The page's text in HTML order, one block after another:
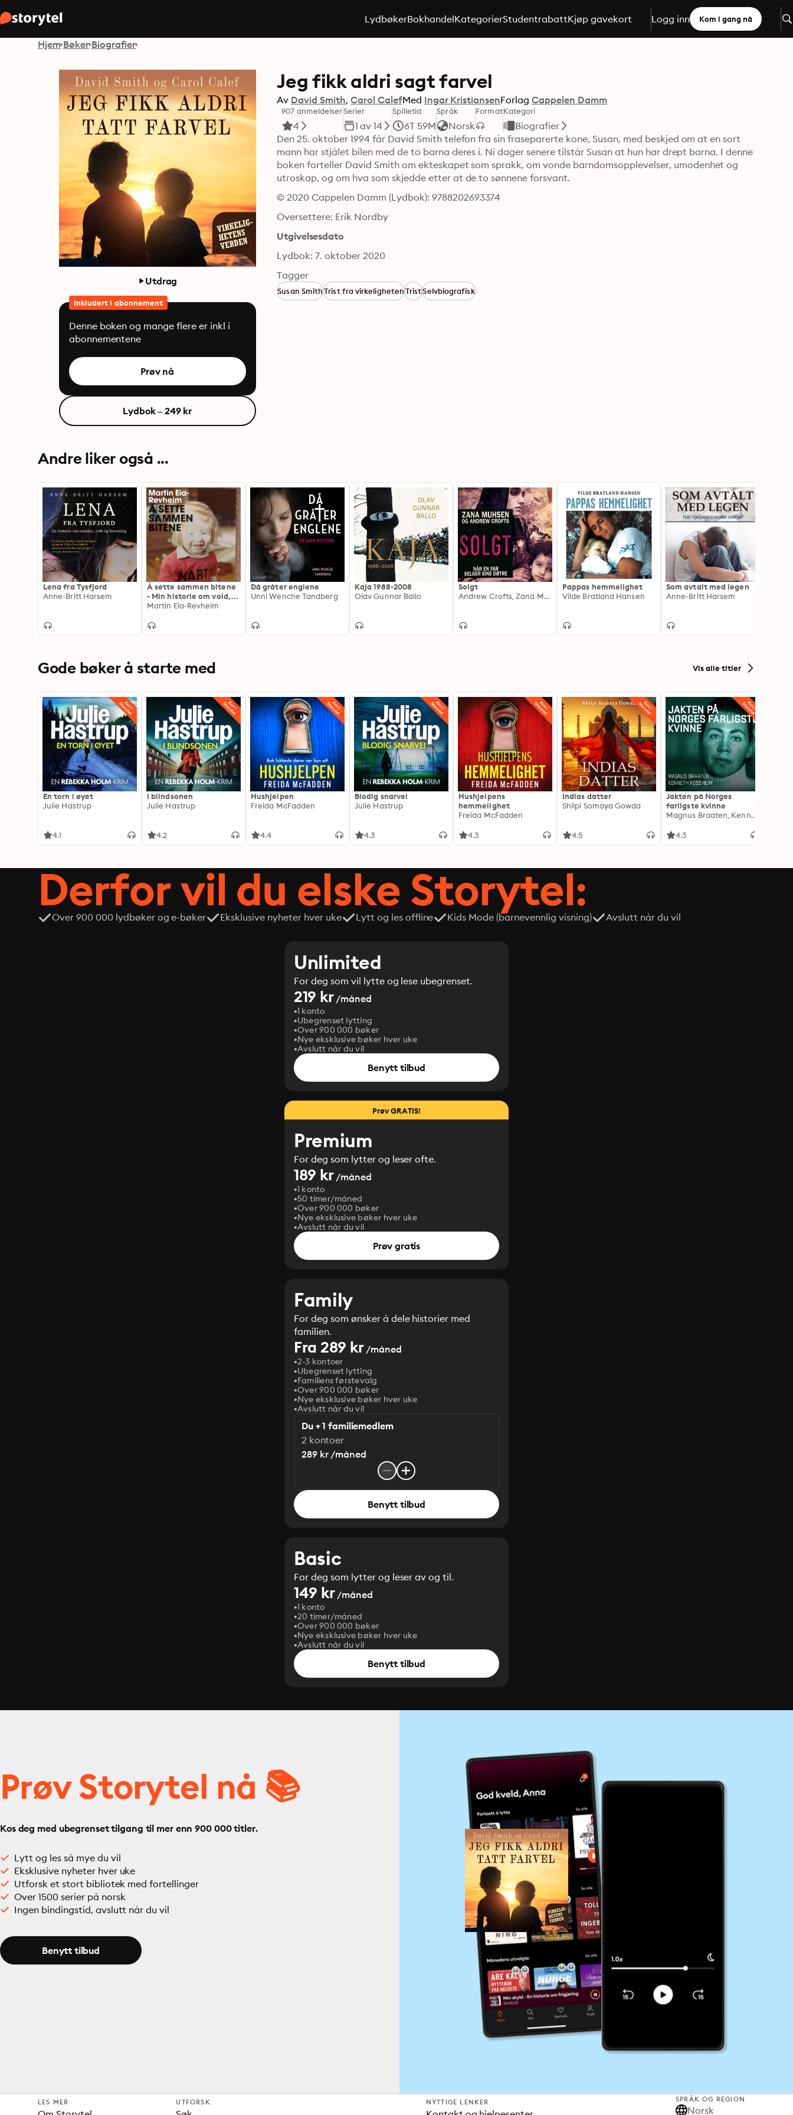
LydbøkerBokhandelKategorierStudentrabattKjøp gavekort Logg inn Kom i gang nå
Hjem Bøker Biografier
Utdrag
Inkludert i abonnement
Denne boken og mange flere er inkl i
abonnementene
Prøv nå
Lydbok – 249 kr
Jeg fikk aldri sagt farvel
Av David Smith Carol CalefMed Ingar KristiansenForlag Cappelen Damm
907 anmeldelser
4
Serier
1 av 14
Spilletid
6T 59M
Språk
Norsk
FormatKategori
Biografier
Den 25. oktober 1994 får David Smith telefon fra sin fraseparerte kone, Susan, med beskjed om at en sort
mann har stjålet bilen med de to barna deres i. Ni dager senere tilstår Susan at hun har drept barna. I denne
boken forteller David Smith om ekteskapet som sprakk, om vonde barndomsopplevelser, umodenhet og
utroskap, og om hva som skjedde etter at de to sønnene forsvant.
© 2020 Cappelen Damm (Lydbok): 9788202693374
Oversettere: Erik Nordby
Utgivelsesdato
Lydbok: 7. oktober 2020
Tagger
Susan SmithTrist fra virkelighetenTristSelvbiografisk
Andre liker også ...
Lena fra Tysfjord
Anne-Britt Harsem
Å sette sammen bitene
- Min historie om vold,
skam og reparasjon
Martin Eia-Revheim
Då gråter englene
Unni Wenche Tandberg
Kaja 1988-2008
Olav Gunnar Ballo
Solgt
Andrew Crofts, Zana Muhsen
Pappas hemmelighet
Vilde Bratland Hansen
Som avtalt med legen
Anne-Britt Harsem
Gode bøker å starte med Vis alle titler
En torn i øyet
Julie Hastrup
4.1
I blindsonen
Julie Hastrup
4.2
Hushjelpen
Freida McFadden
4.4
Blodig snarvei
Julie Hastrup
4.3
Hushjelpens
hemmelighet
Freida McFadden
4.3
Indias datter
Shilpi Somaya Gowda
4.5
Jakten på Norges
farligste kvinne
Magnus Braaten, Kenneth Fossheim
4.3
Derfor vil du elske Storytel:
Over 900 000 lydbøker og e-bøker Eksklusive nyheter hver uke Lytt og les offline Kids Mode (barnevennlig visning) Avslutt når du vil
Unlimited
For deg som vil lytte og lese ubegrenset.
219 kr/måned
1 konto
Ubegrenset lytting
Over 900 000 bøker
Nye eksklusive bøker hver uke
Avslutt når du vil
Benytt tilbud
Prøv GRATIS!
Premium
For deg som lytter og leser ofte.
189 kr/måned
1 konto
50 timer/måned
Over 900 000 bøker
Nye eksklusive bøker hver uke
Avslutt når du vil
Prøv gratis
Family
For deg som ønsker å dele historier med
familien.
Fra 289 kr/måned
2-3 kontoer
Ubegrenset lytting
Familiens førstevalg
Over 900 000 bøker
Nye eksklusive bøker hver uke
Avslutt når du vil
Du + 1 familiemedlem
2 kontoer
289 kr /måned
Benytt tilbud
Basic
For deg som lytter og leser av og til.
149 kr/måned
1 konto
20 timer/måned
Over 900 000 bøker
Nye eksklusive bøker hver uke
Avslutt når du vil
Benytt tilbud
Prøv Storytel nå 📚
Kos deg med ubegrenset tilgang til mer enn 900 000 titler.
Lytt og les så mye du vil
Eksklusive nyheter hver uke
Utforsk et stort bibliotek med fortellinger
Over 1500 serier på norsk
Ingen bindingstid, avslutt når du vil
Benytt tilbud
LES MER UTFORSK NYTTIGE LENKER SPRÅK OG REGION
Norsk